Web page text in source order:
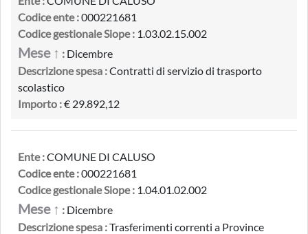
Codice ente :000221681
Codice gestionale Siope : 1.03.02.15.002
Mese ↑ : Dicembre
Descrizione spesa :Contratti di servizio di trasporto
scolastico
Importo :€ 29.892,12
Ente :COMUNE DI CALUSO
Codice ente :000221681
Codice gestionale Siope : 1.04.01.02.002
Mese ↑ : Dicembre
Descrizione spesa :Trasferimenti correnti a Province